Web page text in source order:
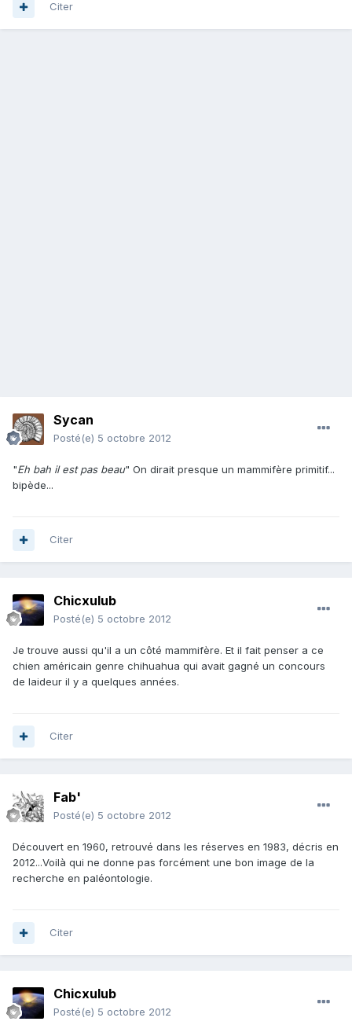
Citer
Sycan
Posté(e) 5 octobre 2012
"Eh bah il est pas beau" On dirait presque un mammifère primitif...
bipède...
Citer
Chicxulub
Posté(e) 5 octobre 2012
Je trouve aussi qu'il a un côté mammifère. Et il fait penser a ce
chien américain genre chihuahua qui avait gagné un concours
de laideur il y a quelques années.
Citer
Fab'
Posté(e) 5 octobre 2012
Découvert en 1960, retrouvé dans les réserves en 1983, décris en
2012...Voilà qui ne donne pas forcément une bon image de la
recherche en paléontologie.
Citer
Chicxulub
Posté(e) 5 octobre 2012